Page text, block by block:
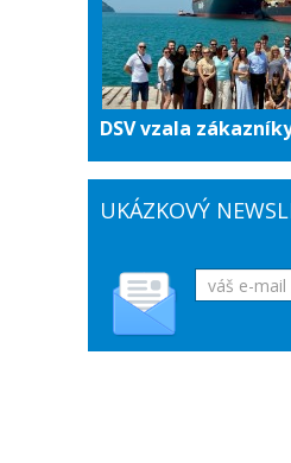
DSV vzala
UKÁZKOVÝ